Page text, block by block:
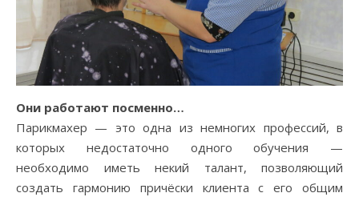
Они работают посменно…
Парикмахер — это одна из немногих профессий, в
которых недостаточно одного обучения —
необходимо иметь некий талант, позволяющий
создать гармонию причёски клиента с его общим